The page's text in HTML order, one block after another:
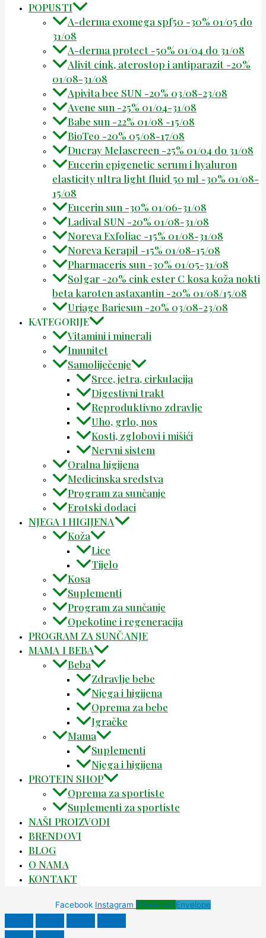
POPUSTI
A-derma exomega spf50 -30% 01/05 do
31/08
A-derma protect -50% 01/04 do 31/08
Alivit cink, aterostop i antiparazit -20%
01/08-31/08
Apivita bee SUN -20% 03/08-23/08
Avene sun -25% 01/04-31/08
Babe sun -22% 01/08 -15/08
BioTeo -20% 05/08-17/08
Ducray Melascreen -25% 01/04 do 31/08
Eucerin epigenetic serum i hyaluron
elasticity ultra light fluid 50 ml -30% 01/08-
15/08
Eucerin sun -30% 01/06-31/08
Ladival SUN -20% 01/08-31/08
Noreva Exfoliac -15% 01/08-31/08
Noreva Kerapil -15% 01/08-15/08
Pharmaceris sun -30% 01/05-31/08
Solgar -20% cink ester C kosa koža nokti
beta karoten astaxantin -20% 01/08/15/08
Uriage Bariesun -20% 03/08-23/08
KATEGORIJE
Vitamini i minerali
Imunitet
Samoliječenje
Srce, jetra, cirkulacija
Digestivni trakt
Reproduktivno zdravlje
Uho, grlo, nos
Kosti, zglobovi i mišići
Nervni sistem
Oralna higijena
Medicinska sredstva
Program za sunčanje
Erotski dodaci
NJEGA I HIGIJENA
Koža
Lice
Tijelo
Kosa
Suplementi
Program za sunčanje
Opekotine i regeneracija
PROGRAM ZA SUNČANJE
MAMA I BEBA
Beba
Zdravlje bebe
Njega i higijena
Oprema za bebe
Igračke
Mama
Suplementi
Njega i higijena
PROTEIN SHOP
Oprema za sportiste
Suplementi za sportiste
NAŠI PROIZVODI
BRENDOVI
BLOG
O NAMA
KONTAKT
Facebook Instagram Phone-alt Envelope